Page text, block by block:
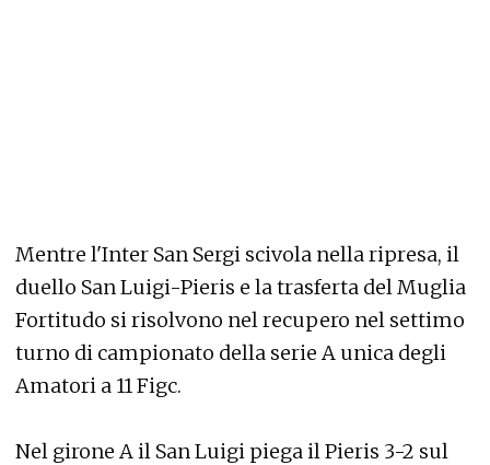
Mentre l'Inter San Sergi scivola nella ripresa, il
duello San Luigi-Pieris e la trasferta del Muglia
Fortitudo si risolvono nel recupero nel settimo
turno di campionato della serie A unica degli
Amatori a 11 Figc.
Nel girone A il San Luigi piega il Pieris 3-2 sul